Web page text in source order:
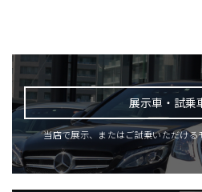
展示車・試乗
当店で展示、またはご試乗いただけ